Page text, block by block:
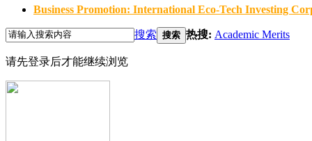
Business Promotion: International Eco-Tech Investing
搜索 搜索 热搜: Academic Merits
请先登录后才能继续浏览